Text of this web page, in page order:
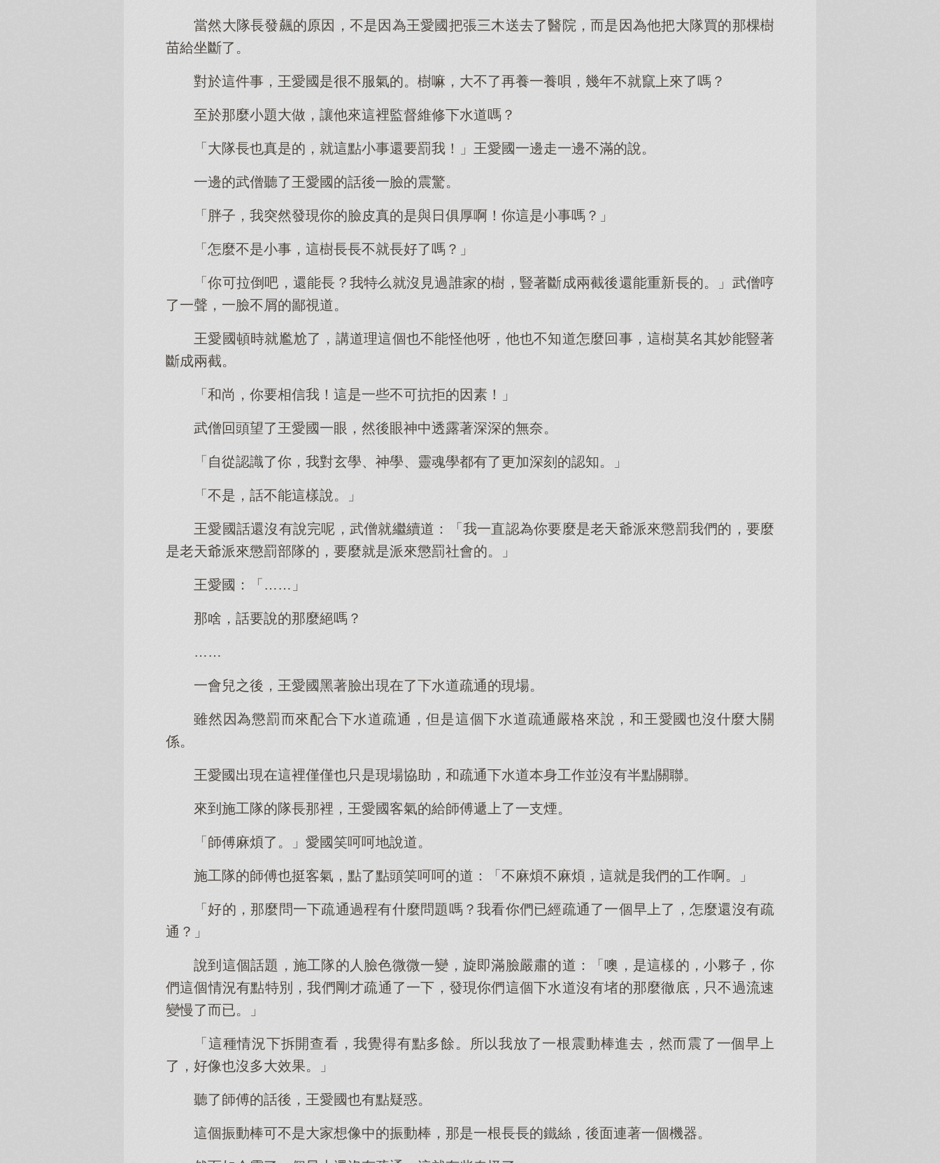
當然大隊長發飆的原因，不是因為王愛國把張三木送去了醫院，而是因為他把大隊買的那棵樹
苗給坐斷了。
對於這件事，王愛國是很不服氣的。樹嘛，大不了再養一養唄，幾年不就竄上來了嗎？
至於那麼小題大做，讓他來這裡監督維修下水道嗎？
「大隊長也真是的，就這點小事還要罰我！」王愛國一邊走一邊不滿的說。
一邊的武僧聽了王愛國的話後一臉的震驚。
「胖子，我突然發現你的臉皮真的是與日俱厚啊！你這是小事嗎？」
「怎麼不是小事，這樹長長不就長好了嗎？」
「你可拉倒吧，還能長？我特么就沒見過誰家的樹，豎著斷成兩截後還能重新長的。」武僧哼
了一聲，一臉不屑的鄙視道。
王愛國頓時就尷尬了，講道理這個也不能怪他呀，他也不知道怎麼回事，這樹莫名其妙能豎著
斷成兩截。
「和尚，你要相信我！這是一些不可抗拒的因素！」
武僧回頭望了王愛國一眼，然後眼神中透露著深深的無奈。
「自從認識了你，我對玄學、神學、靈魂學都有了更加深刻的認知。」
「不是，話不能這樣說。」
王愛國話還沒有說完呢，武僧就繼續道：「我一直認為你要麼是老天爺派來懲罰我們的，要麼
是老天爺派來懲罰部隊的，要麼就是派來懲罰社會的。」
王愛國：「……」
那啥，話要說的那麼絕嗎？
……
一會兒之後，王愛國黑著臉出現在了下水道疏通的現場。
雖然因為懲罰而來配合下水道疏通，但是這個下水道疏通嚴格來說，和王愛國也沒什麼大關
係。
王愛國出現在這裡僅僅也只是現場協助，和疏通下水道本身工作並沒有半點關聯。
來到施工隊的隊長那裡，王愛國客氣的給師傅遞上了一支煙。
「師傅麻煩了。」愛國笑呵呵地說道。
施工隊的師傅也挺客氣，點了點頭笑呵呵的道：「不麻煩不麻煩，這就是我們的工作啊。」
「好的，那麼問一下疏通過程有什麼問題嗎？我看你們已經疏通了一個早上了，怎麼還沒有疏
通？」
說到這個話題，施工隊的人臉色微微一變，旋即滿臉嚴肅的道：「噢，是這樣的，小夥子，你
們這個情況有點特別，我們剛才疏通了一下，發現你們這個下水道沒有堵的那麼徹底，只不過流速
變慢了而已。」
「這種情況下拆開查看，我覺得有點多餘。所以我放了一根震動棒進去，然而震了一個早上
了，好像也沒多大效果。」
聽了師傅的話後，王愛國也有點疑惑。
這個振動棒可不是大家想像中的振動棒，那是一根長長的鐵絲，後面連著一個機器。